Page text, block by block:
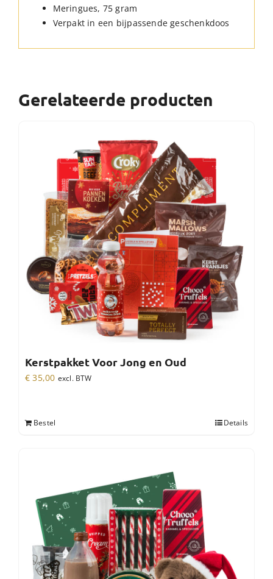
Meringues, 75 gram
Verpakt in een bijpassende geschenkdoos
Gerelateerde producten
Kerstpakket Voor Jong en Oud
€ 35,00 excl. BTW
Bestel Details